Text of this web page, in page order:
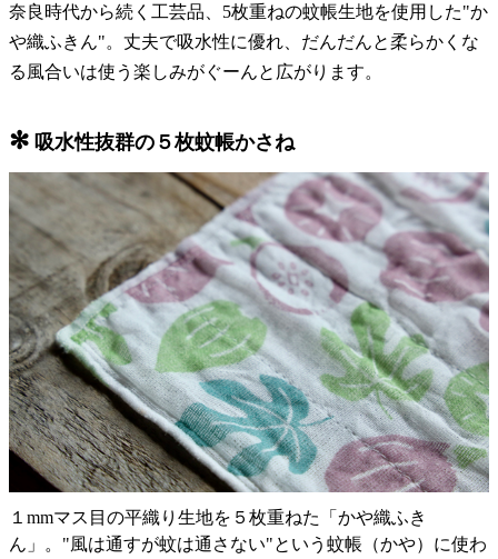
奈良時代から続く工芸品、5枚重ねの蚊帳生地を使用した"か
や織ふきん"。丈夫で吸水性に優れ、だんだんと柔らかくな
る風合いは使う楽しみがぐーんと広がります。
✻ 吸水性抜群の５枚蚊帳かさね
１mmマス目の平織り生地を５枚重ねた「かや織ふき
ん」。"風は通すが蚊は通さない"という蚊帳（かや）に使わ